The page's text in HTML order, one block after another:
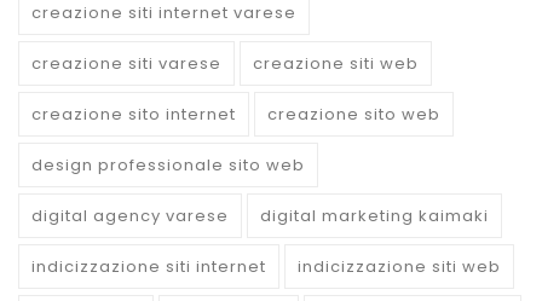
creazione siti internet varese
creazione siti varese creazione siti web
creazione sito internet creazione sito web
design professionale sito web
digital agency varese digital marketing kaimaki
indicizzazione siti internet indicizzazione siti web